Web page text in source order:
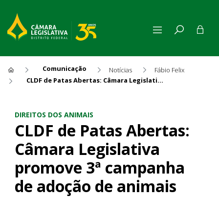
Comunicação Notícias
Fábio Felix
CLDF de Patas Abertas: Câmara Legislativa promove 3ª campanha de adoção de animais
DIREITOS DOS ANIMAIS
CLDF de Patas Abertas:
Câmara Legislativa
promove 3ª campanha
de adoção de animais